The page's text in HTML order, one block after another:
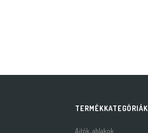
TERMÉKKATEGÓRIÁK
Ajtók, ablakok